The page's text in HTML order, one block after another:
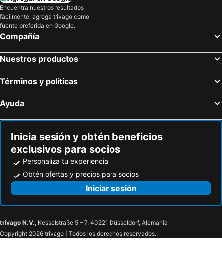
Encuentra nuestros resultados
fácilmente: agrega trivago como
fuente preferida en Google.
Compañía
Nuestros productos
Términos y políticas
Ayuda
Inicia sesión y obtén beneficios
exclusivos para socios
Personaliza tu experiencia
Obtén ofertas y precios para socios
Iniciar sesión
trivago N.V., Kesselstraße 5 – 7, 40221 Düsseldorf, Alemania
Copyright 2026 trivago | Todos los derechos reservados.